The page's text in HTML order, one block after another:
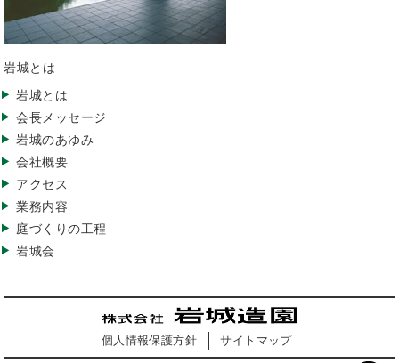
岩城とは
岩城とは
会長メッセージ
岩城のあゆみ
会社概要
アクセス
業務内容
庭づくりの工程
岩城会
個人情報保護方針 サイトマップ